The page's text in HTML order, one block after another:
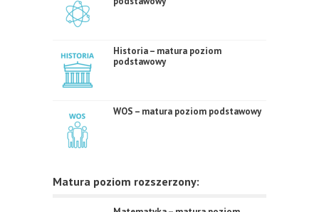
Historia – matura poziom
podstawowy
WOS – matura poziom podstawowy
Matura poziom rozszerzony: